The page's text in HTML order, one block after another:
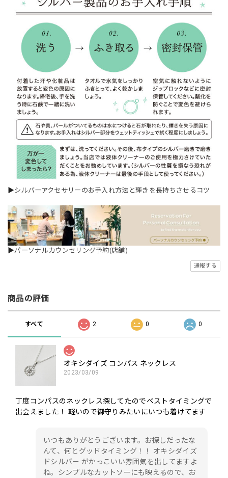
▶シルバーアクセサリーのお手入れ方法と輝きを長持ちさせるコツ
▶パーソナルカウンセリング予約(店舗)
通報する
商品の評価
すべて 2 0 0
オキシダイズ コンパス ネックレス
2023/03/09
丁度コンパスのネックレス探してたのでベストタイミングで
出会えました！ 軽いので御守りみたいにいつも着けてます
いつもありがとうございます。お探しだったな
んて、何とグッドタイミング！！ オキシダイズ
ドシルバー がかっこいい雰囲気を出してますよ
ね。シンプルなカットソーにも映えるので、お